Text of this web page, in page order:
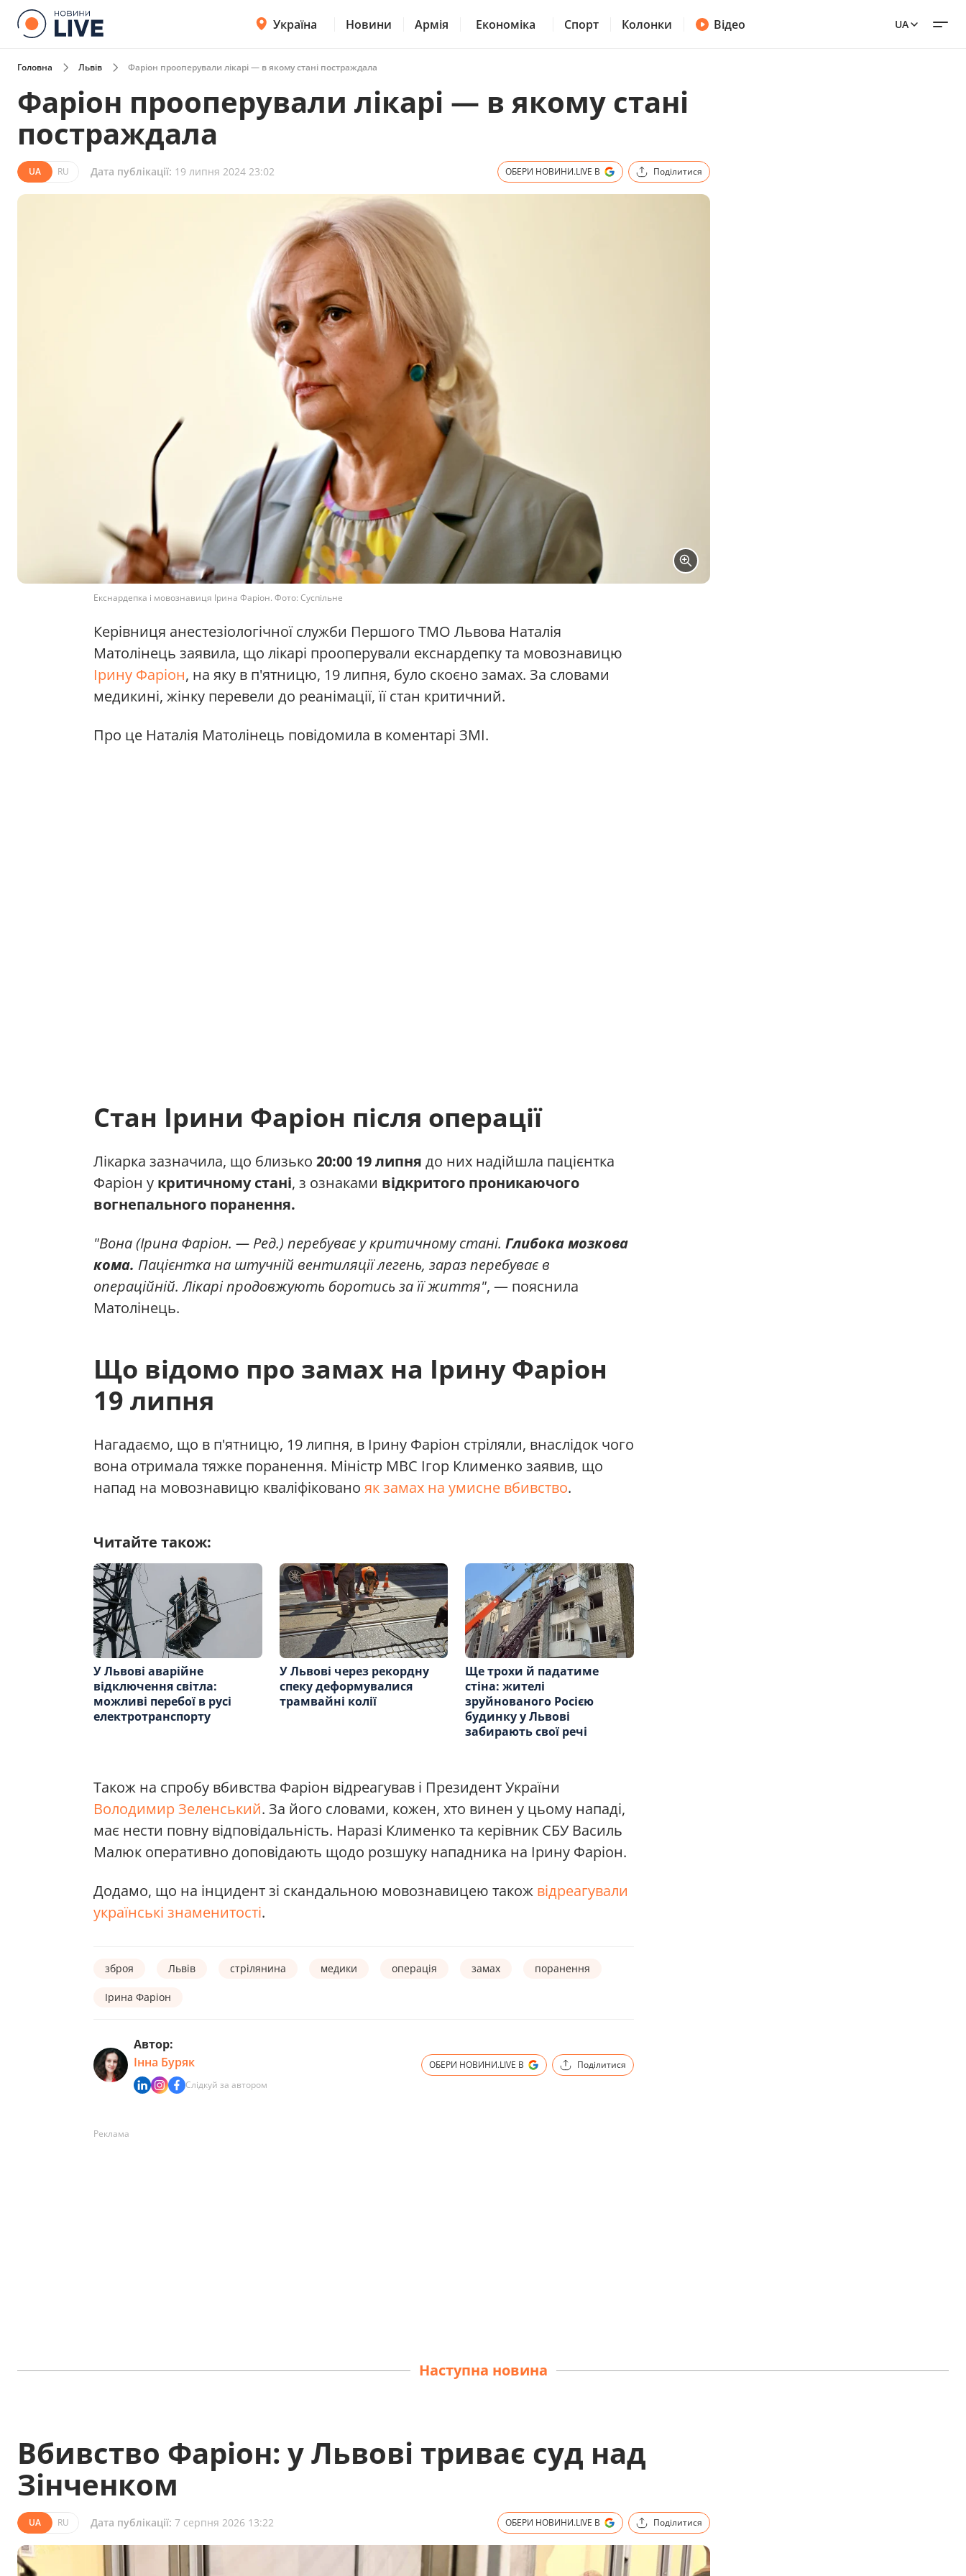
Україна Новини Армія Економіка Спорт Колонки Відео UA
Головна Львів Фаріон прооперували лікарі — в якому стані постраждала
Фаріон прооперували лікарі — в якому стані
постраждала
UA RU Дата публікації: 19 липня 2024 23:02 ОБЕРИ НОВИНИ.LIVE В Поділитися
Екснардепка і мовознавиця Ірина Фаріон. Фото: Суспільне
Керівниця анестезіологічної служби Першого ТМО Львова Наталія
Матолінець заявила, що лікарі прооперували екснардепку та мовознавицю
Ірину Фаріон, на яку в п'ятницю, 19 липня, було скоєно замах. За словами
медикині, жінку перевели до реанімації, її стан критичний.
Про це Наталія Матолінець повідомила в коментарі ЗМІ.
Стан Ірини Фаріон після операції
Лікарка зазначила, що близько 20:00 19 липня до них надійшла пацієнтка
Фаріон у критичному стані, з ознаками відкритого проникаючого
вогнепального поранення.
"Вона (Ірина Фаріон. — Ред.) перебуває у критичному стані. Глибока мозкова
кома. Пацієнтка на штучній вентиляції легень, зараз перебуває в
операційній. Лікарі продовжують боротись за її життя", — пояснила
Матолінець.
Що відомо про замах на Ірину Фаріон
19 липня
Нагадаємо, що в п'ятницю, 19 липня, в Ірину Фаріон стріляли, внаслідок чого
вона отримала тяжке поранення. Міністр МВС Ігор Клименко заявив, що
напад на мовознавицю кваліфіковано як замах на умисне вбивство.
Читайте також:
У Львові аварійне
відключення світла:
можливі перебої в русі
електротранспорту
У Львові через рекордну
спеку деформувалися
трамвайні колії
Ще трохи й падатиме
стіна: жителі
зруйнованого Росією
будинку у Львові
забирають свої речі
Також на спробу вбивства Фаріон відреагував і Президент України
Володимир Зеленський. За його словами, кожен, хто винен у цьому нападі,
має нести повну відповідальність. Наразі Клименко та керівник СБУ Василь
Малюк оперативно доповідають щодо розшуку нападника на Ірину Фаріон.
Додамо, що на інцидент зі скандальною мовознавицею також відреагували
українські знаменитості.
зброя Львів стрілянина медики операція замах поранення
Ірина Фаріон
Автор:
Інна Буряк
Слідкуй за автором
ОБЕРИ НОВИНИ.LIVE В Поділитися
Реклама
Наступна новина
Вбивство Фаріон: у Львові триває суд над
Зінченком
UA RU Дата публікації: 7 серпня 2026 13:22 ОБЕРИ НОВИНИ.LIVE В Поділитися